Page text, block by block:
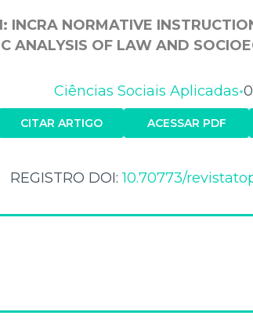
INCRA NORMATIVE
ANALYSIS OF LAW AND
Ciências Sociais Aplicadas•
CITAR ARTIGO ACESSAR PDF
REGISTRO DOI:10.70773/